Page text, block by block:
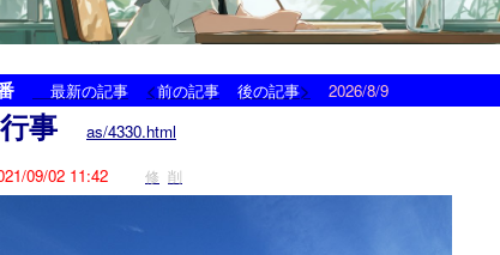
最新の記事 <前の記事 後の記事> 2026/8/9
事
as/4330.html
09/02 11:42 修 削